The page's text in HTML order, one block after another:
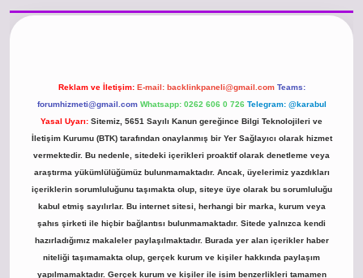
Reklam ve İletişim: E-mail: backlinkpaneli@gmail.com Teams:
forumhizmeti@gmail.com Whatsapp: 0262 606 0 726 Telegram: @karabul
Yasal Uyarı: Sitemiz, 5651 Sayılı Kanun gereğince Bilgi Teknolojileri ve
İletişim Kurumu (BTK) tarafından onaylanmış bir Yer Sağlayıcı olarak hizmet
vermektedir. Bu nedenle, sitedeki içerikleri proaktif olarak denetleme veya
araştırma yükümlülüğümüz bulunmamaktadır. Ancak, üyelerimiz yazdıkları
içeriklerin sorumluluğunu taşımakta olup, siteye üye olarak bu sorumluluğu
kabul etmiş sayılırlar. Bu internet sitesi, herhangi bir marka, kurum veya
şahıs şirketi ile hiçbir bağlantısı bulunmamaktadır. Sitede yalnızca kendi
hazırladığımız makaleler paylaşılmaktadır. Burada yer alan içerikler haber
niteliği taşımamakta olup, gerçek kurum ve kişiler hakkında paylaşım
yapılmamaktadır. Gerçek kurum ve kişiler ile isim benzerlikleri tamamen